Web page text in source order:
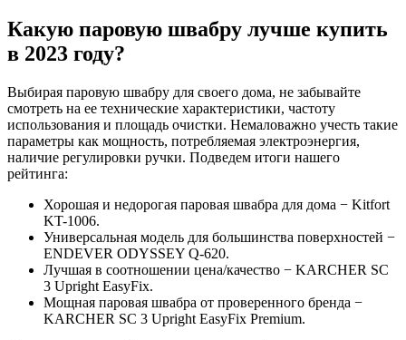
Какую паровую швабру лучше купить
в 2023 году?
Выбирая паровую швабру для своего дома, не забывайте
смотреть на ее технические характеристики, частоту
использования и площадь очистки. Немаловажно учесть такие
параметры как мощность, потребляемая электроэнергия,
наличие регулировки ручки. Подведем итоги нашего
рейтинга:
Хорошая и недорогая паровая швабра для дома − Kitfort
KT-1006.
Универсальная модель для большинства поверхностей −
ENDEVER ODYSSEY Q-620.
Лучшая в соотношении цена/качество − KARCHER SC
3 Upright EasyFix.
Мощная паровая швабра от проверенного бренда −
KARCHER SC 3 Upright EasyFix Premium.